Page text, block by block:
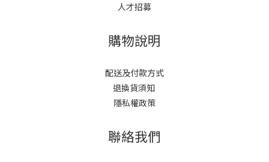
人才招募
購物說明
配送及付款方式
退換貨須知
隱私權政策
聯絡我們